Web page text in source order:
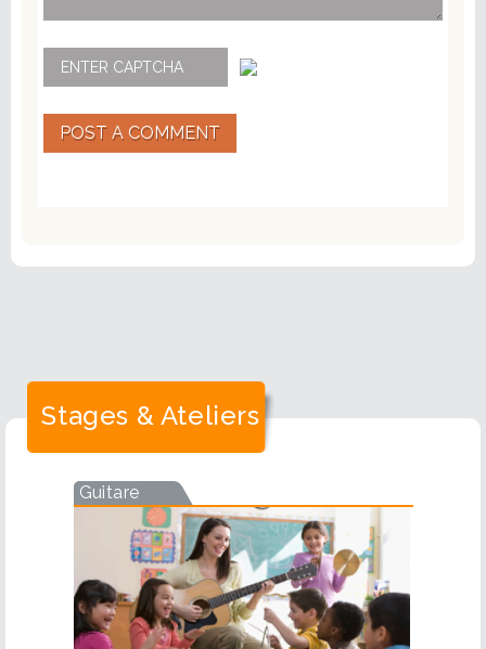
POST A COMMENT
Stages & Ateliers
Guitare